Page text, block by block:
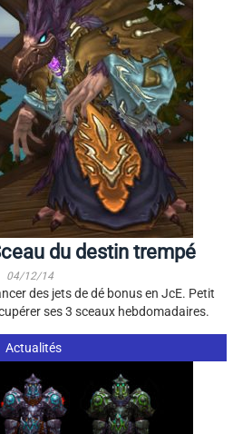
du destin trempé
04/12/14
des jets de dé bonus en JcE. Petit
ses 3 sceaux hebdomadaires.
Actualités